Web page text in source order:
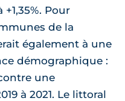
+1,35%. Pour
de la
également à une
démographique :
une
à 2021. Le littoral